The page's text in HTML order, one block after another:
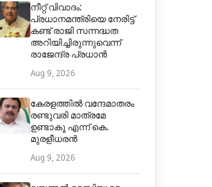
നീറ്റ് വിവാദം:
പ്രധാനമന്ത്രിയെ നേരിട്ട്
കണ്ട് രാജി സന്നദ്ധത
അറിയിച്ചിരുന്നുവെന്ന്
രാജേന്ദ്ര പ്രധാൻ
Aug 9, 2026
കേരളത്തിൽ വന്ദേമാതരം
രണ്ടുവരി മാത്രമേ
ഉണ്ടാകൂ എന്ന് കെ.
മുരളീധരൻ
Aug 9, 2026